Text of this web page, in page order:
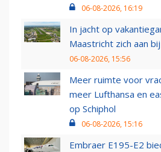
06-08-2026, 16:19
In jacht op
Maastricht zich aan
06-08-2026, 15:56
Meer ruimte voor
meer Lufthansa en
op Schiphol
06-08-2026, 15:16
Embraer E195-E2